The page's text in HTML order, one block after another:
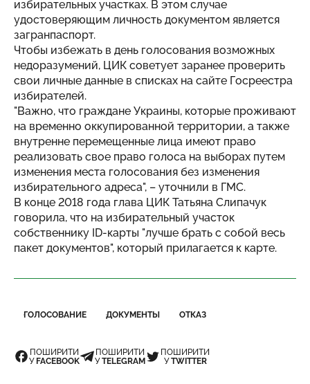
избирательных участках. В этом случае
удостоверяющим личность документом является
загранпаспорт.
Чтобы избежать в день голосования возможных
недоразумений, ЦИК советует заранее проверить
свои личные данные в списках на сайте Госреестра
избирателей.
"Важно, что граждане Украины, которые проживают
на временно оккупированной территории, а также
внутренне перемещенные лица имеют право
реализовать свое право голоса на выборах путем
изменения места голосования без изменения
избирательного адреса", – уточнили в ГМС.
В конце 2018 года глава ЦИК Татьяна Слипачук
говорила, что на избирательный участок
собственнику ID-карты "лучше брать с собой весь
пакет документов", который прилагается к карте.
ГОЛОСОВАНИЕ ДОКУМЕНТЫ ОТКАЗ
ПОШИРИТИ
УFACEBOOK
ПОШИРИТИ
УTELEGRAM
ПОШИРИТИ
УTWITTER